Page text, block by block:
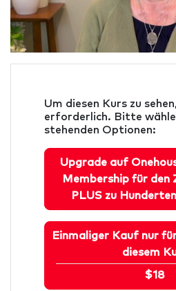
Um diesen Kurs zu
erforderlich. Bitte wähle
stehenden Optionen:
Upgrade auf
Membership für den
PLUS zu
Einmaliger Kauf nur
diesem
$18